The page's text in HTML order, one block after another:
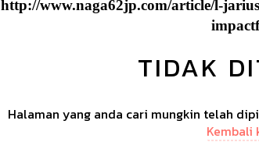
http://www.naga62jp.com/article/l-
TIDAK
Halaman yang anda cari mungkin telah
Kembali